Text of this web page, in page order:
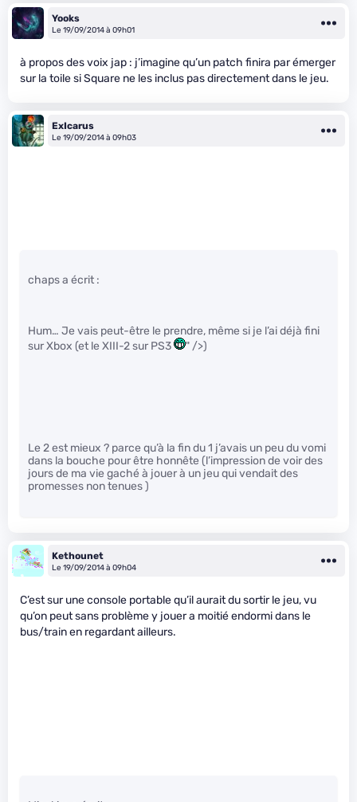
Yooks
Le 19/09/2014 à 09h01
à propos des voix jap : j’imagine qu’un patch finira par émerger
sur la toile si Square ne les inclus pas directement dans le jeu.
ExIcarus
Le 19/09/2014 à 09h03
chaps a écrit :
Hum… Je vais peut-être le prendre, même si je l’ai déjà fini
sur Xbox (et le XIII-2 sur PS3
" />)
Le 2 est mieux ? parce qu’à la fin du 1 j’avais un peu du vomi
dans la bouche pour être honnête (l’impression de voir des
jours de ma vie gaché à jouer à un jeu qui vendait des
promesses non tenues )
Kethounet
Le 19/09/2014 à 09h04
C’est sur une console portable qu’il aurait du sortir le jeu, vu
qu’on peut sans problème y jouer a moitié endormi dans le
bus/train en regardant ailleurs.